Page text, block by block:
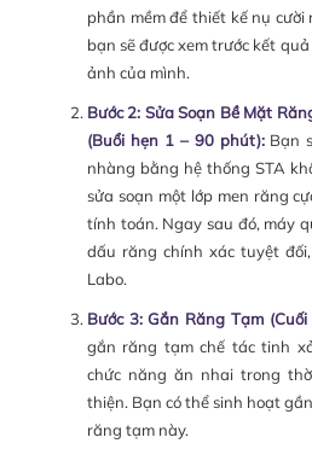
phần mềm để thiết kế nụ cười
bạn sẽ được xem trước kết
ảnh của mình.
Bước 2: Sửa Soạn Bề Mặt
(Buổi hẹn 1 – 90 phút):Bạn
nhàng bằng hệ thống STA
sửa soạn một lớp men răng
tính toán. Ngay sau đó, máy
dấu răng chính xác tuyệt
Labo.
Bước 3: Gắn Răng Tạm
gắn răng tạm chế tác tinh
chức năng ăn nhai trong
thiện. Bạn có thể sinh hoạt
răng tạm này.